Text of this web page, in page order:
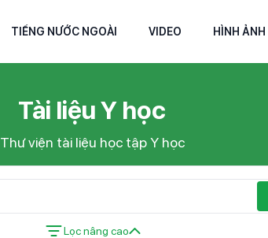
TIẾNG NƯỚC NGOÀI VIDEO HÌNH ẢNH
Tài liệu Y học
Thư viện tài liệu học tập Y học
Lọc nâng cao